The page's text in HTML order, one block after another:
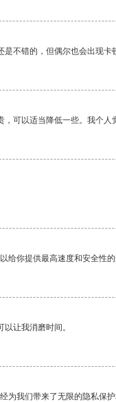
不错的，但偶尔也会出现卡
可以适当降低一些。我个
给你提供最高速度和安全性
让我消磨时间。
为我们带来了无限的隐私保护